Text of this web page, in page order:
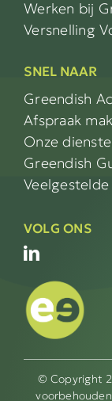
Werken bij
Versnelling
SNEL NAAR
Greendish
Afspraak
Onze
Greendish
VOLG ONS
© Copyright
voorbehouden